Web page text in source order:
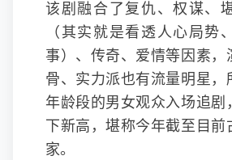
该剧融合了复仇、权谋、
（其实就是看透人心局势
事）、传奇、爱情等因素，
骨、实力派也有流量明星，
年龄段的男女观众入场追剧
下新高，堪称今年截至目
家。